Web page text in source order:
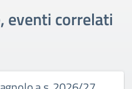
eventi correlati